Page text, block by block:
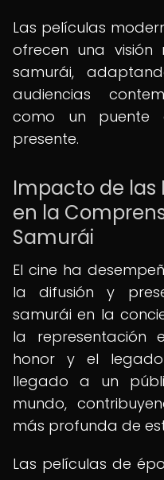
Las películas
ofrecen una
samurái,
audiencias
como un
presente.
Impacto de las
en la
Samurái
El cine ha
la difusión y
samurái en la
la representación
honor y el
llegado a un
mundo,
más profunda de
Las películas de